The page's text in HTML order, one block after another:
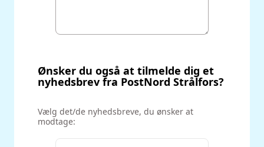
Ønsker du også at tilmelde dig et
nyhedsbrev fra PostNord Strålfors?
‌Vælg det/de nyhedsbreve, du ønsker at
modtage: